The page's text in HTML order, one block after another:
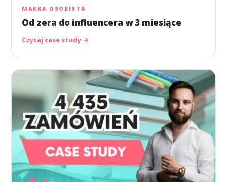
MARKA OSOBISTA
Od zera do influencera w 3 miesiące
Czytaj case study →